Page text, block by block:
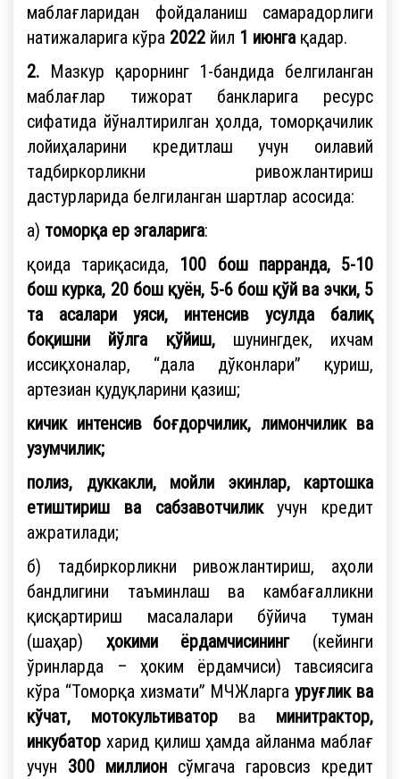
маблағларидан фойдаланиш самарадорлиги
натижаларига кўра 2022 йил 1 июнгақадар.
2. Мазкур қарорнинг 1-бандида белгиланган
маблағлар тижорат банкларига ресурс
сифатида йўналтирилган ҳолда, томорқачилик
лойиҳаларини кредитлаш учун оилавий
тадбиркорликни ривожлантириш
дастурларида белгиланган шартлар асосида:
а) томорқа ер эгаларига:
қоида тариқасида, 100 бош парранда, 5-10
бош курка, 20 бош қуён, 5-6 бош қўй ва эчки, 5
та асалари уяси, интенсив усулда балиқ
боқишни йўлга қўйиш,шунингдек, ихчам
иссиқхоналар, “дала дўконлари” қуриш,
артезиан қудуқларини қазиш;
кичик интенсив боғдорчилик, лимончилик ва
узумчилик;
полиз, дуккакли, мойли экинлар, картошка
етиштириш ва сабзавотчиликучун кредит
ажратилади;
б) тадбиркорликни ривожлантириш, аҳоли
бандлигини таъминлаш ва камбағалликни
қисқартириш масалалари бўйича туман
(шаҳар) ҳокими ёрдамчисининг(кейинги
ўринларда – ҳоким ёрдамчиси) тавсиясига
кўра “Томорқа хизмати” МЧЖларгауруғлик ва
кўчат, мотокультиватор ва минитрактор,
инкубатор харид қилиш ҳамда айланма маблағ
учун 300 миллион сўмгача гаровсиз кредит